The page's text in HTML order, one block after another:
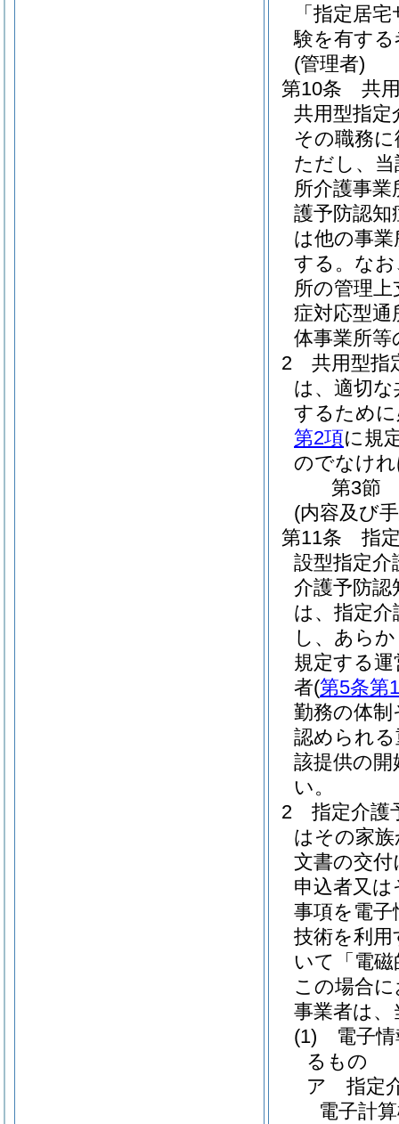
「指定居
験を有す
(管理者)
第10条
共
共用型指定
その職務
ただし、
所介護事
護予防認知
は他の事
する。 な
所の管理
症対応型
体事業所
2
共用型指
は、適切
するため
第2項に規
のでなけ
第3節
(内容及び
第11条
指
設型指定介
介護予防認
は、指定
し、あら
規定する
者(第5条第
勤務の体
認められ
該提供の
い。
2
指定介護
はその家
文書の交
申込者又
事項を電
技術を利
いて「電
この場合
事業者は
(1)
電子
るもの
ア
指定
電子計